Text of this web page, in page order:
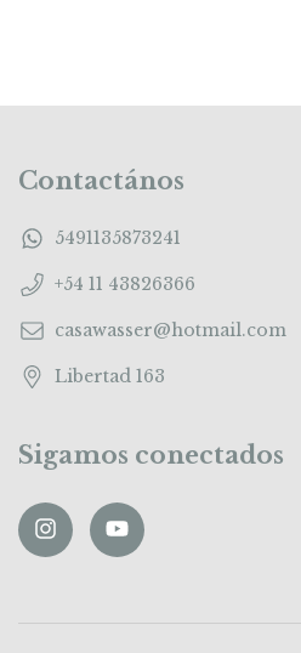
Contactános
5491135873241
+54 11 43826366
casawasser@hotmail.com
Libertad 163
Sigamos conectados